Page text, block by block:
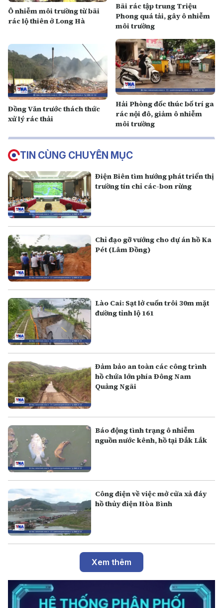
Ô nhiễm môi trường từ bãi
rác lộ thiên ở Long Hà
Bãi rác tập trung Triệu
Phong quá tải, gây ô nhiễm
môi trường
Đồng Văn trước thách thức
xử lý rác thải
Hải Phòng đốc thúc bố trí ga
rác nội đô, giảm ô nhiễm
môi trường
TIN CÙNG CHUYÊN MỤC
Điện Biên tìm hướng phát triển thị
trường tín chỉ các-bon rừng
Chỉ đạo gỡ vướng cho dự án hồ Ka
Pét (Lâm Đồng)
Lào Cai: Sạt lở cuốn trôi 30m mặt
đường tỉnh lộ 161
Đảm bảo an toàn các công trình
hồ chứa lớn phía Đông Nam
Quảng Ngãi
Báo động tình trạng ô nhiễm
nguồn nước kênh, hồ tại Đắk Lắk
Công điện về việc mở cửa xả đáy
hồ thủy điện Hòa Bình
Xem thêm